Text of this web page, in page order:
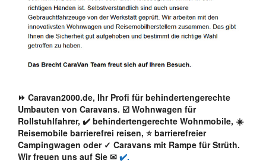
⏩ Caravan2000.de, Ihr Profi für behindertengerechte
Umbauten von Caravans. ☑️ Wohnwagen für
Rollstuhlfahrer, ✔️ behindertengerechte Wohnmobile, ☀️
Reisemobile barrierefrei reisen, ⭐ barrierefreier
Campingwagen oder ✓ Caravans mit Rampe für Strüth.
Wir freuen uns auf Sie ✉ ✔️.